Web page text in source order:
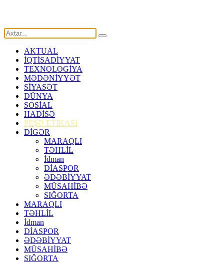
AKTUAL
İQTİSADİYYAT
TEXNOLOGİYA
MƏDƏNİYYƏT
SİYASƏT
DÜNYA
SOSİAL
HADİSƏ
PEŞƏ ETİKASI
DİGƏR
MARAQLI
TƏHLİL
İdman
DİASPOR
ƏDƏBİYYAT
MÜSAHİBƏ
SIĞORTA
MARAQLI
TƏHLİL
İdman
DİASPOR
ƏDƏBİYYAT
MÜSAHİBƏ
SIĞORTA